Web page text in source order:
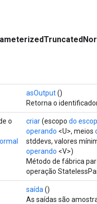
asOutput()
Retorna o
o
criar(escopo do
operando <U>, meios
stddevs, valores
operando <V>)
Método de fábrica
operação
saída ()
As saídas são